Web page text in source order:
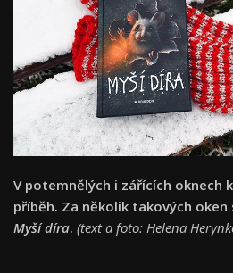
V potemnělých i zářících oknech
příběh. Za několik takových oken
Myší díra. (text a foto: Helena